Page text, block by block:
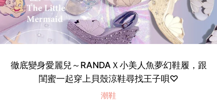
徹底變身愛麗兒～RANDAＸ小美人魚夢幻鞋履，跟
閨蜜一起穿上貝殼涼鞋尋找王子唄♡
潮鞋